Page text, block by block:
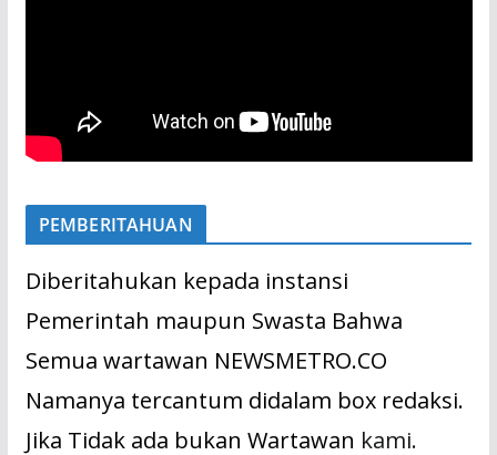
PEMBERITAHUAN
Diberitahukan kepada instansi
Pemerintah maupun Swasta Bahwa
Semua wartawan NEWSMETRO.CO
Namanya tercantum didalam box redaksi.
Jika Tidak ada bukan Wartawan kami.